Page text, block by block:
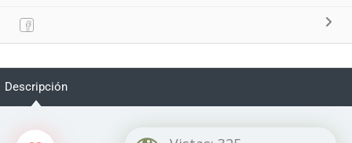
Descripción